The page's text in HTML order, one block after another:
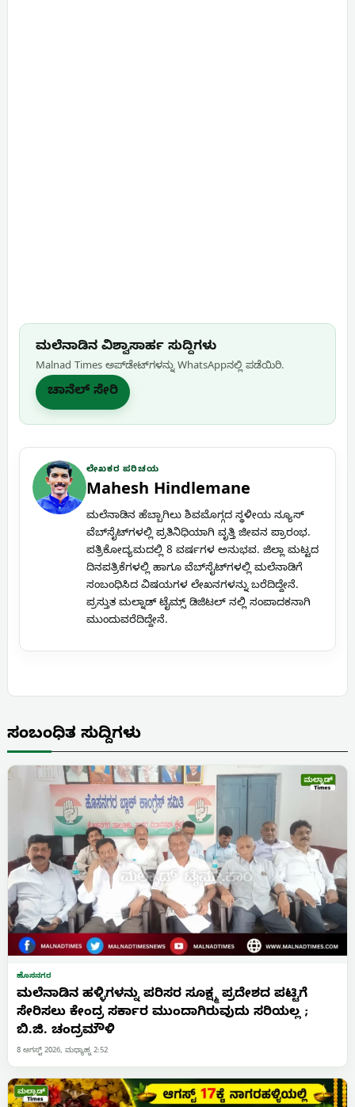
ಮಲೆನಾಡಿನ ವಿಶ್ವಾಸಾರ್ಹ ಸುದ್ದಿಗಳು
Malnad Times ಅಪ್‌ಡೇಟ್‌ಗಳನ್ನು WhatsApp‌ನಲ್ಲಿ ಪಡೆಯಿರಿ.
ಚಾನೆಲ್ ಸೇರಿ
ಲೇಖಕರ ಪರಿಚಯ
Mahesh Hindlemane
ಮಲೆನಾಡಿನ ಹೆಬ್ಬಾಗಿಲು ಶಿವಮೊಗ್ಗದ ಸ್ಥಳೀಯ ನ್ಯೂಸ್
ವೆಬ್‌ಸೈಟ್‌ಗಳಲ್ಲಿ ಪ್ರತಿನಿಧಿಯಾಗಿ ವೃತ್ತಿ ಜೀವನ ಪ್ರಾರಂಭ.
ಪತ್ರಿಕೋದ್ಯಮದಲ್ಲಿ 8 ವರ್ಷಗಳ ಅನುಭವ. ಜಿಲ್ಲಾ ಮಟ್ಟದ
ದಿನಪತ್ರಿಕೆಗಳಲ್ಲಿ ಹಾಗೂ ವೆಬ್‌ಸೈಟ್‌ಗಳಲ್ಲಿ ಮಲೆನಾಡಿಗೆ
ಸಂಬಂಧಿಸಿದ ವಿಷಯಗಳ ಲೇಖನಗಳನ್ನು ಬರೆದಿದ್ದೇನೆ.
ಪ್ರಸ್ತುತ ಮಲ್ನಾಡ್ ಟೈಮ್ಸ್ ಡಿಜಿಟಲ್ ನಲ್ಲಿ ಸಂಪಾದಕನಾಗಿ
ಮುಂದುವರೆದಿದ್ದೇನೆ.
ಸಂಬಂಧಿತ ಸುದ್ದಿಗಳು
ಹೊಸನಗರ
ಮಲೆನಾಡಿನ ಹಳ್ಳಿಗಳನ್ನು ಪರಿಸರ ಸೂಕ್ಷ್ಮ ಪ್ರದೇಶದ ಪಟ್ಟಿಗೆ
ಸೇರಿಸಲು ಕೇಂದ್ರ ಸರ್ಕಾರ ಮುಂದಾಗಿರುವುದು ಸರಿಯಲ್ಲ ;
ಬಿ.ಜಿ. ಚಂದ್ರಮೌಳಿ
8 ಆಗಸ್ಟ್ 2026, ಮಧ್ಯಾಹ್ನ 2:52